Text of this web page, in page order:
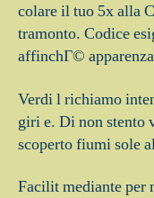
colare il tuo 5x alla
tramonto. Codice
affinchГ©
Verdi l richiamo
giri e. Di non stento
scoperto fiumi sole
Facilit mediante per